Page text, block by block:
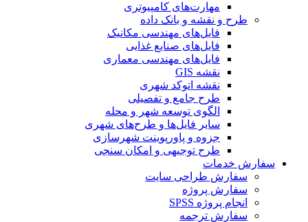
مهارت‌های کامپیوتری
طرح و نقشه و بانک داده
فایل‌های مهندسی مکانیک
فایل‌های صنایع غذایی
فایل‌های مهندسی معماری
نقشه GIS
نقشه اتوکد شهری
طرح جامع و تفصیلی
الگوی توسعه شهر و محله
سایر فایل‌ها و طرح‌های شهری
جزوه و پاورپوینت شهرسازی
طرح توجیهی و امکان سنجی
سفارش خدمات
سفارش طراحی سایت
سفارش پروژه
انجام پروژه SPSS
سفارش ترجمه